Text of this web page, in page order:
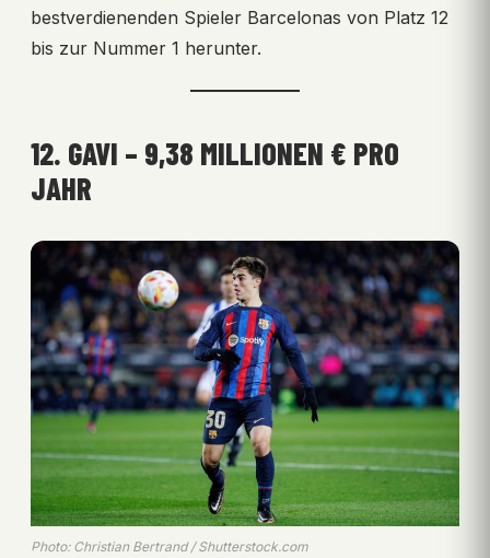
bestverdienenden Spieler Barcelonas von Platz 12
bis zur Nummer 1 herunter.
12. GAVI – 9,38 MILLIONEN € PRO
JAHR
Photo: Christian Bertrand / Shutterstock.com